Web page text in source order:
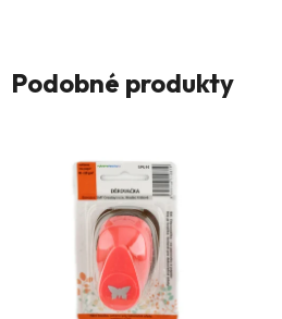
Podobné produkty